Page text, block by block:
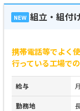
NEW 組立・組付
携帯電話等でよく
行っている工場で
給与
勤務地